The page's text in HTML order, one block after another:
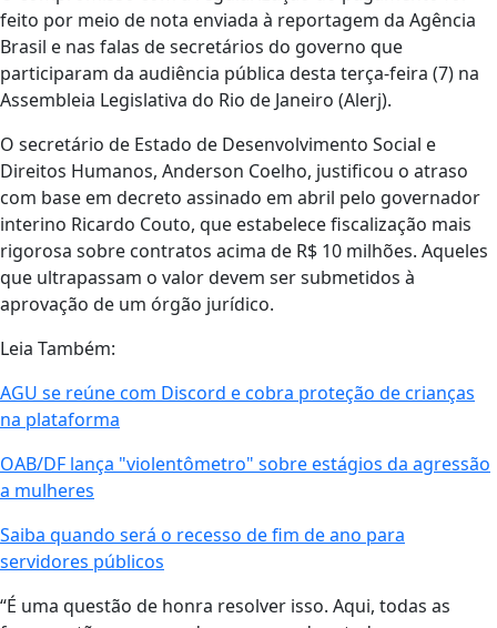
feito por meio de nota enviada à reportagem da Agência
Brasil e nas falas de secretários do governo que
participaram da audiência pública desta terça-feira (7) na
Assembleia Legislativa do Rio de Janeiro (Alerj).
O secretário de Estado de Desenvolvimento Social e
Direitos Humanos, Anderson Coelho, justificou o atraso
com base em decreto assinado em abril pelo governador
interino Ricardo Couto, que estabelece fiscalização mais
rigorosa sobre contratos acima de R$ 10 milhões. Aqueles
que ultrapassam o valor devem ser submetidos à
aprovação de um órgão jurídico.
Leia Também:
AGU se reúne com Discord e cobra proteção de crianças
na plataforma
OAB/DF lança "violentômetro" sobre estágios da agressão
a mulheres
Saiba quando será o recesso de fim de ano para
servidores públicos
“É uma questão de honra resolver isso. Aqui, todas as